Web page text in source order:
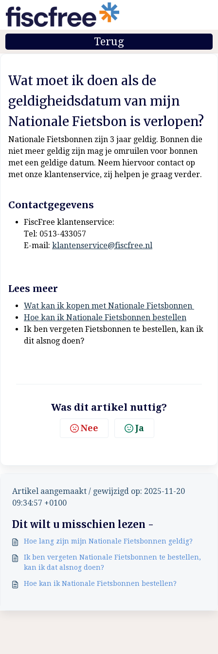
Terug
Wat moet ik doen als de
geldigheidsdatum van mijn
Nationale Fietsbon is verlopen?
Nationale Fietsbonnen zijn 3 jaar geldig. Bonnen die
niet meer geldig zijn mag je omruilen voor bonnen
met een geldige datum. Neem hiervoor contact op
met onze klantenservice, zij helpen je graag verder.
Contactgegevens
FiscFree klantenservice:
Tel: 0513-433057
E-mail: klantenservice@fiscfree.nl
Lees meer
Wat kan ik kopen met Nationale Fietsbonnen
Hoe kan ik Nationale Fietsbonnen bestellen
Ik ben vergeten Fietsbonnen te bestellen, kan ik
dit alsnog doen?
Was dit artikel nuttig?
Nee Ja
Artikel aangemaakt / gewijzigd op: 2025-11-20
09:34:57 +0100
Dit wilt u misschien lezen -
Hoe lang zijn mijn Nationale Fietsbonnen geldig?
Ik ben vergeten Nationale Fietsbonnen te bestellen,
kan ik dat alsnog doen?
Hoe kan ik Nationale Fietsbonnen bestellen?